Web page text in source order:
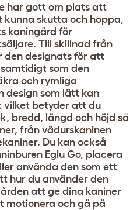
har gott om plats att
kunna skutta och hoppa,
kaningård för
Till skillnad från
den designats för att
som den
och rymliga
design som lätt kan
vilket betyder att du
bredd, längd och höjd så
från vädurskaninen
Du kan också
Eglu Go, placera
använda den som ett
hur du använder den
att ge dina kaniner
motionera och gå på